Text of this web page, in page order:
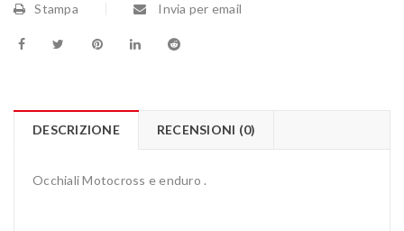
Stampa Invia per email
DESCRIZIONE RECENSIONI (0)
Occhiali Motocross e enduro .